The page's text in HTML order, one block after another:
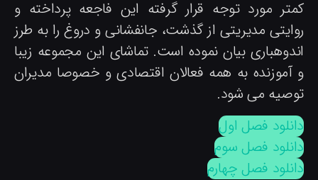
مورد توجه قرار گرفته این فاجعه پرداخته و
مدیریتی از گذشت، جانفشانی و دروغ را به طرز
بیان نموده است. تماشای این مجموعه زیبا
آموزنده به همه فعالان اقتصادی و خصوصا مدیران
می شود.
فصل اول
فصل سوم
فصل چهارم